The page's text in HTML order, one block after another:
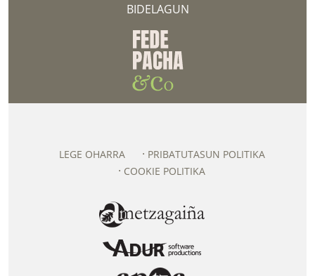
BIDELAGUN
LEGE OHARRA
PRIBATUTASUN POLITIKA
COOKIE POLITIKA